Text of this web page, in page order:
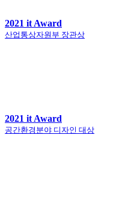
2021 it Award
산업통상자원부 장관상
2021 it Award
공간환경분야 디자인 대상